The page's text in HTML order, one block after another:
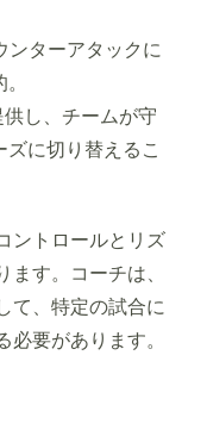
ンターアタックに
し、チームが守
に切り替えるこ
ントロールとリズ
す。コーチは、
て、特定の試合に
要があります。